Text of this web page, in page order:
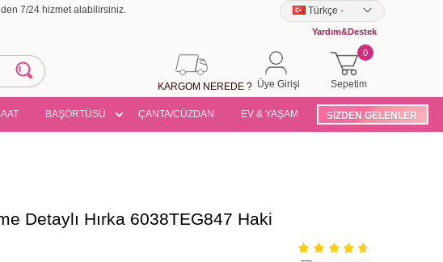
7/24 hizmet alabilirsiniz. Türkçe -
Yardım&Destek
Sepetim
0
Üye Girişi
KARGOM NEREDE ?
BAŞÖRTÜSÜ ÇANTA/CÜZDAN EV & YAŞAM SİZDEN GELENLER
Detaylı Hırka 6038TEG847 Haki